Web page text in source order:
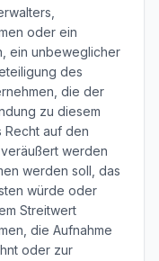
oder ein
ein unbeweglicher
des
die der
zu diesem
Recht auf den
werden
werden soll, das
würde oder
Streitwert
die Aufnahme
oder zur